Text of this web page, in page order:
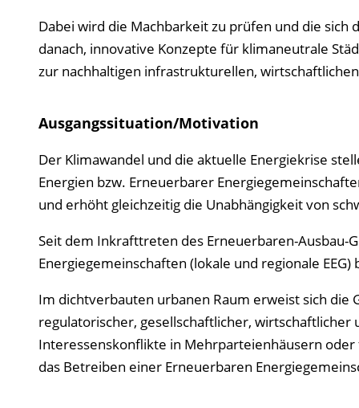
Dabei wird die Machbarkeit zu prüfen und die sich
danach, innovative Konzepte für klimaneutrale
zur nachhaltigen infrastrukturellen,
Ausgangssituation/Motivation
Der Klimawandel und die aktuelle Energiekrise
Energien bzw. Erneuerbarer
und erhöht gleichzeitig die Unabhängigkeit von
Seit dem Inkrafttreten des Erneuerbaren-Ausbau-
Energiegemeinschaften (lokale und regionale
Im dichtverbauten urbanen Raum erweist sich
regulatorischer, gesellschaftlicher,
Interessenskonflikte in Mehrparteienhäusern
das Betreiben einer Erneuerbaren